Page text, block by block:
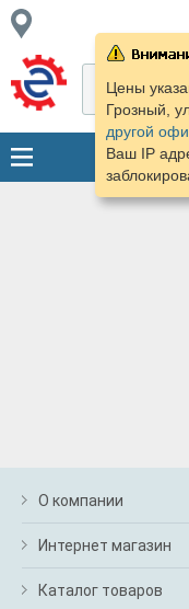
Цены
Грозный,
другой
Ваш IP
О компании
Интернет магазин
Каталог товаров